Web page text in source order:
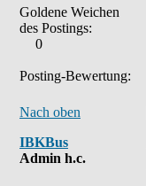
Goldene Weichen
des Postings:
0
Posting-Bewertung:
Nach oben
IBKBus
Admin h.c.